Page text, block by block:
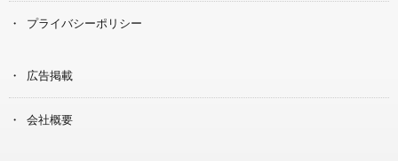
プライバシーポリシー
広告掲載
会社概要